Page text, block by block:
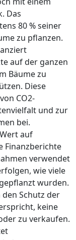
Das
80 % seiner
zu pflanzen.
auf der ganzen
Bäume zu
Diese
CO2-
und zur
bei.
auf
Finanzberichte
verwendet
wie viele
wurden.
den Schutz der
keine
zu verkaufen.